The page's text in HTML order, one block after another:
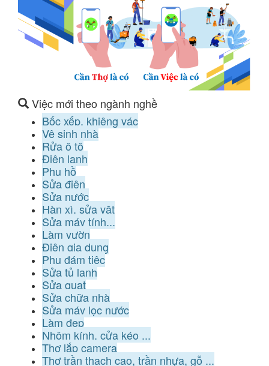
Việc mới theo ngành nghề
Bốc xếp, khiêng vác
Vệ sinh nhà
Rửa ô tô
Điện lạnh
Phụ hồ
Sửa điện
Sửa nước
Hàn xì, sửa vặt
Sửa máy tính...
Làm vườn
Điện gia dụng
Phụ đám tiệc
Sửa tủ lạnh
Sửa quạt
Sửa chữa nhà
Sửa máy lọc nước
Làm đẹp
Nhôm kính, cửa kéo ...
Thợ lắp camera
Thợ trần thạch cao, trần nhựa, gỗ ...